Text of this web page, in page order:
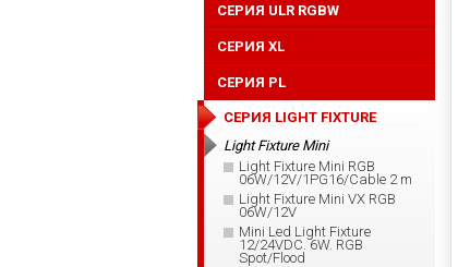
СЕРИЯ ULR RGBW
CЕРИЯ XL
СЕРИЯ PL
СЕРИЯ LIGHT FIXTURE
Light Fixture Mini
Light Fixture Mini RGB
06W/12V/1PG16/Cable 2 m
Light Fixture Mini VX RGB
06W/12V
Mini Led Light Fixture
12/24VDC. 6W. RGB
Spot/Flood